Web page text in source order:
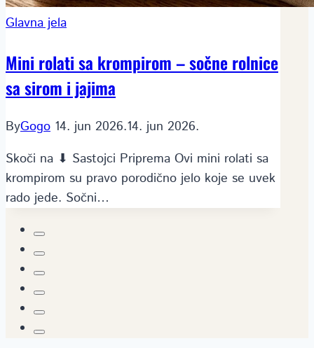
Glavna jela
Mini rolati sa krompirom – sočne rolnice
sa sirom i jajima
ByGogo 14. jun 2026.14. jun 2026.
Skoči na ⬇ Sastojci Priprema Ovi mini rolati sa
krompirom su pravo porodično jelo koje se uvek
rado jede. Sočni…